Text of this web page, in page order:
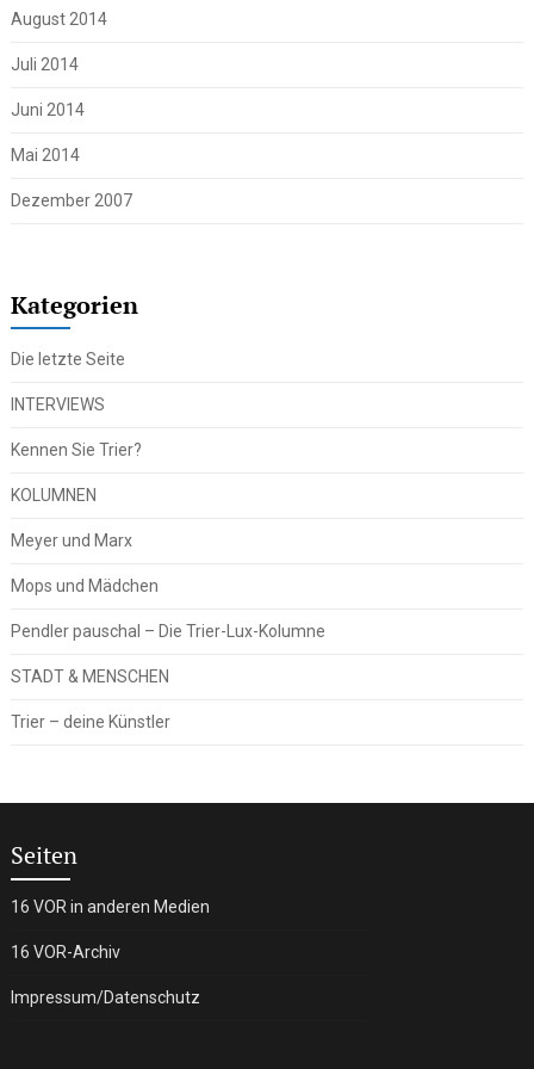
August 2014
Juli 2014
Juni 2014
Mai 2014
Dezember 2007
Kategorien
Die letzte Seite
INTERVIEWS
Kennen Sie Trier?
KOLUMNEN
Meyer und Marx
Mops und Mädchen
Pendler pauschal – Die Trier-Lux-Kolumne
STADT & MENSCHEN
Trier – deine Künstler
Seiten
16 VOR in anderen Medien
16 VOR-Archiv
Impressum/Datenschutz